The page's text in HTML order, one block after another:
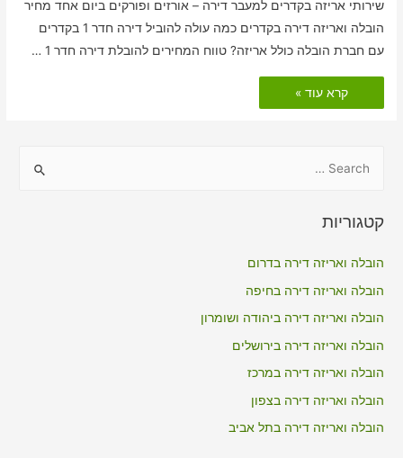
שירותי אריזה בקדרים למעבר דירה – אורזים ופורקים ביום אחד מחיר
הובלה ואריזה דירה בקדרים כמה עולה להוביל דירה חדר 1 בקדרים
עם חברת הובלה כולל אריזה? טווח המחירים להובלת דירה חדר 1 …
הובלות
דירה
כולל
קרא עוד »
r
o
r
:
קטגוריות
הובלה ואריזה דירה בדרום
הובלה ואריזה דירה בחיפה
הובלה ואריזה דירה ביהודה ושומרון
הובלה ואריזה דירה בירושלים
הובלה ואריזה דירה במרכז
הובלה ואריזה דירה בצפון
הובלה ואריזה דירה בתל אביב